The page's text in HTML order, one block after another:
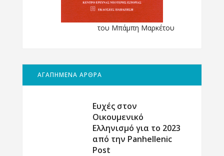
του Μπάμπη Μαρκέτου
ΑΓΑΠΗΜΕΝΑ ΑΡΘΡΑ
Ευχές στον
Οικουμενικό
Ελληνισμό για το 2023
από την Panhellenic
Post